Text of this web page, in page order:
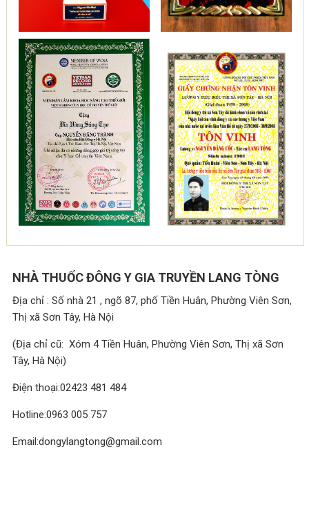
NHÀ THUỐC ĐÔNG Y GIA TRUYỀN LANG TÒNG
Địa chỉ : Số nhà 21 , ngõ 87, phố Tiền Huân, Phường Viên Sơn,
Thị xã Sơn Tây, Hà Nội
(Địa chỉ cũ: Xóm 4 Tiền Huân, Phường Viên Sơn, Thị xã Sơn
Tây, Hà Nội)
Điện thoại:02423 481 484
Hotline:0963 005 757
Email:dongylangtong@gmail.com